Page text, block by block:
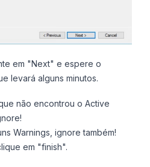
em "Next" e espere o
levará alguns minutos.
não encontrou o Active
Warnings, ignore também!
em "finish".